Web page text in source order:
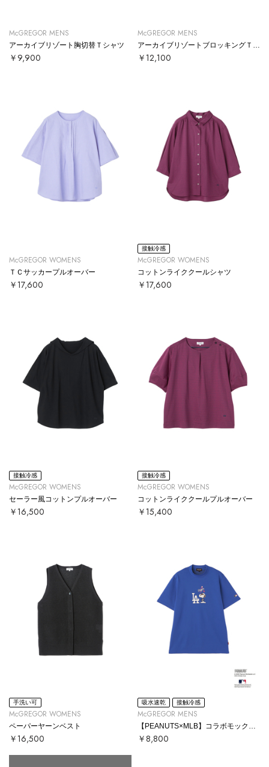
McGREGOR MENS
アーカイブリゾート胸切替Ｔシャツ
￥9,900
McGREGOR MENS
￥12,100
McGREGOR WOMENS
ＴＣサッカープルオーバー
￥17,600
接触冷感
McGREGOR WOMENS
コットンライククールシャツ
￥17,600
接触冷感
McGREGOR WOMENS
セーラー風コットンプルオーバー
￥16,500
接触冷感
McGREGOR WOMENS
コットンライククールプルオーバー
￥15,400
手洗い可
McGREGOR WOMENS
ペーパーヤーンベスト
￥16,500
吸水速乾 接触冷感
McGREGOR MENS
￥8,800